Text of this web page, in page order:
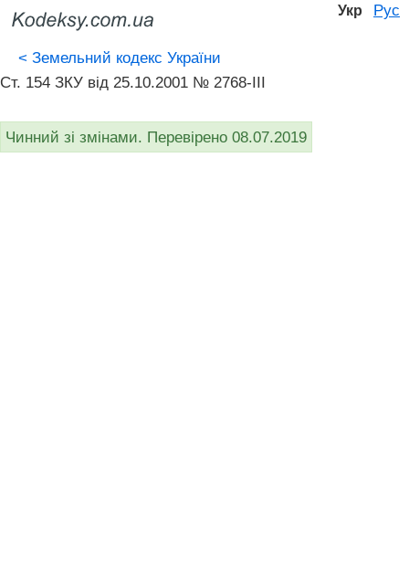
Укр Рус
< Земельний кодекс України
Ст. 154 ЗКУ від 25.10.2001 № 2768-III
Чинний зі змінами. Перевірено 08.07.2019